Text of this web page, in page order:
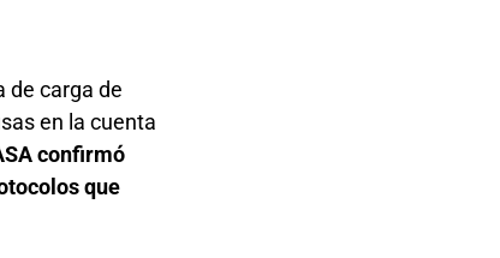
de carga de
en la cuenta
confirmó
que